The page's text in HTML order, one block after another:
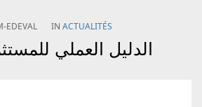
EDEVAL IN ACTUALITÉS
الدليل العملي